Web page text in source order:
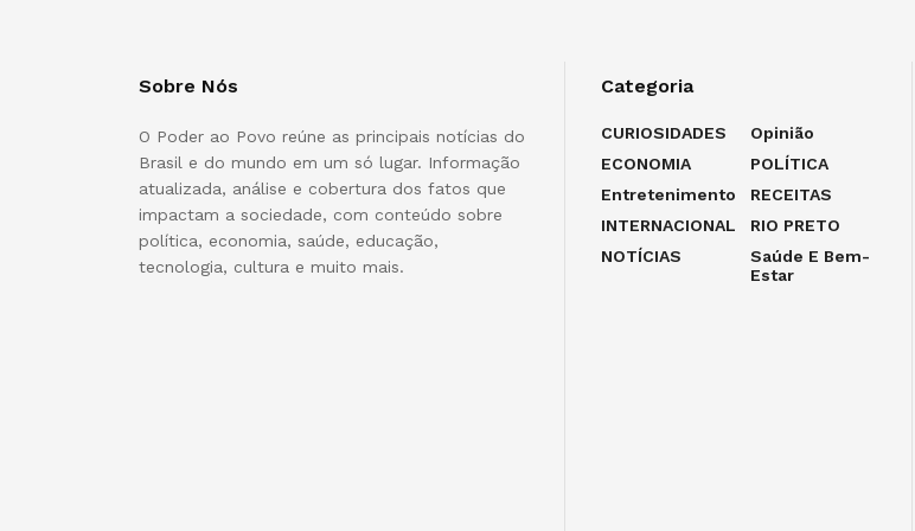
Sobre Nós
O Poder ao Povo reúne as principais notícias do
Brasil e do mundo em um só lugar. Informação
atualizada, análise e cobertura dos fatos que
impactam a sociedade, com conteúdo sobre
política, economia, saúde, educação,
tecnologia, cultura e muito mais.
Categoria
CURIOSIDADES
ECONOMIA
Entretenimento
INTERNACIONAL
NOTÍCIAS
Opinião
POLÍTICA
RECEITAS
RIO PRETO
Saúde E Bem-
Estar